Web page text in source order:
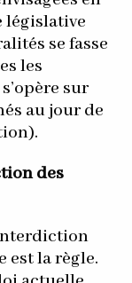
législative
se fasse
les
sur
au jour de
des
est la règle.